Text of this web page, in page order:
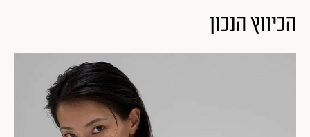
הכיווץ הנכון